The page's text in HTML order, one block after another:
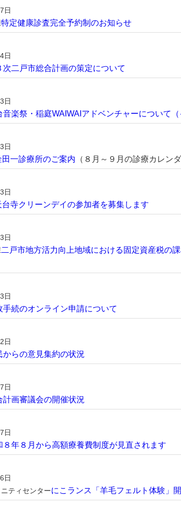
日
特定健康診査完全予約制のお知らせ
日
次二戸市総合計画の策定について
日
音楽祭・稲庭WAIWAIアドベンチャーについて（
日
田一診療所のご案内 （８月～９月の診療カレン
日
台寺クリーンデイの参加者を募集します
日
二戸市地方活力向上地域における固定資産税の
日
手続のオンライン申請について
日
からの意見集約の状況
日
計画審議会の開催状況
日
８年８月から高額療養費制度が見直されます
日
ティセンターにこランス「羊毛フェルト体験」